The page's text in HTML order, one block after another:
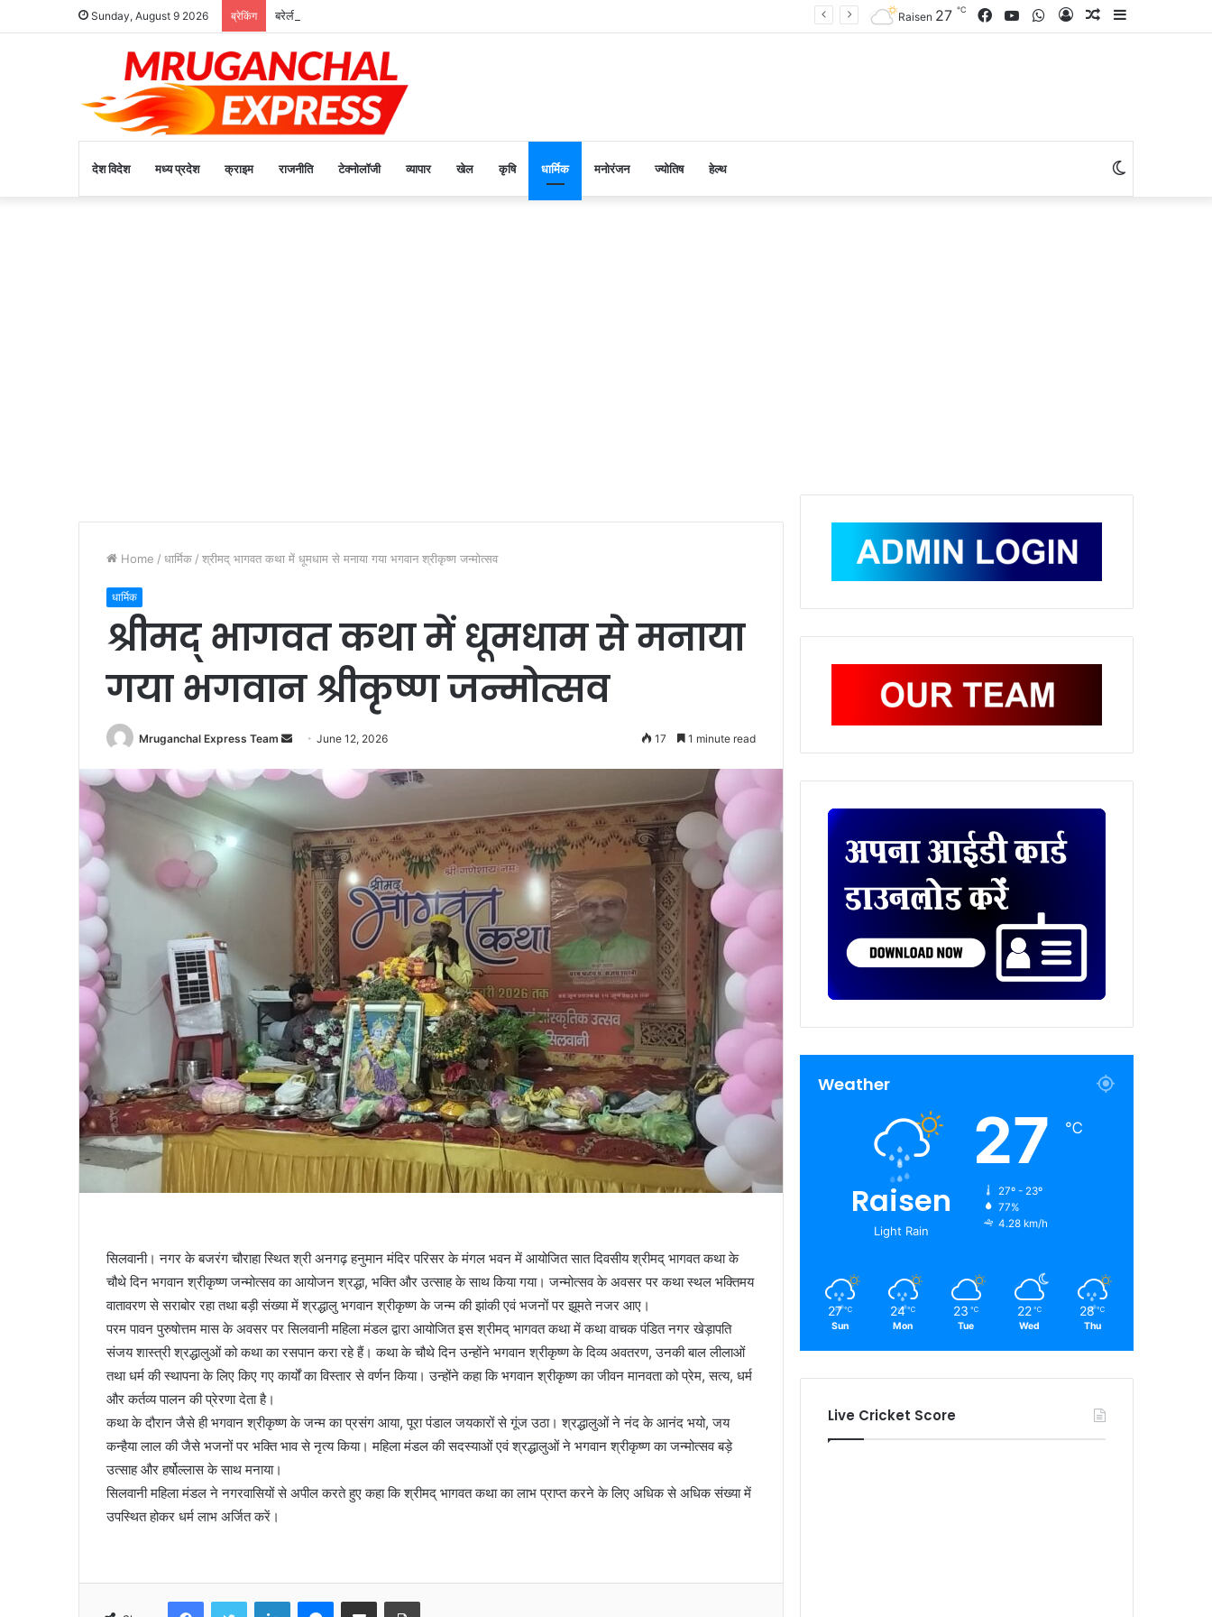
Sunday, August 9 2026 ब्रेकिंग बरेली क्षेत्र के युवाओं द्वारा लगातार सात दिनों से जारी हे भोजन वितरण कार्यक्रम Sidebar
Random
Log
WhatsApp
YouTube
Facebook
Raisen 27 ℃
देश विदेश मध्य प्रदेश क्राइम राजनीति टेक्नोलॉजी व्यापार खेल कृषि धार्मिक मनोरंजन ज्योतिष हेल्थ
Home / धार्मिक / श्रीमद् भागवत कथा में धूमधाम से मनाया गया भगवान श्रीकृष्ण जन्मोत्सव
धार्मिक
श्रीमद् भागवत कथा में धूमधाम से मनाया
गया भगवान श्रीकृष्ण जन्मोत्सव
Mruganchal Express Team
Send
email
June 12, 2026 17 1 minute read
सिलवानी। नगर के बजरंग चौराहा स्थित श्री अनगढ़ हनुमान मंदिर परिसर के मंगल भवन में आयोजित सात दिवसीय श्रीमद् भागवत कथा के
चौथे दिन भगवान श्रीकृष्ण जन्मोत्सव का आयोजन श्रद्धा, भक्ति और उत्साह के साथ किया गया। जन्मोत्सव के अवसर पर कथा स्थल भक्तिमय
वातावरण से सराबोर रहा तथा बड़ी संख्या में श्रद्धालु भगवान श्रीकृष्ण के जन्म की झांकी एवं भजनों पर झूमते नजर आए।
परम पावन पुरुषोत्तम मास के अवसर पर सिलवानी महिला मंडल द्वारा आयोजित इस श्रीमद् भागवत कथा में कथा वाचक पंडित नगर खेड़ापति
संजय शास्त्री श्रद्धालुओं को कथा का रसपान करा रहे हैं। कथा के चौथे दिन उन्होंने भगवान श्रीकृष्ण के दिव्य अवतरण, उनकी बाल लीलाओं
तथा धर्म की स्थापना के लिए किए गए कार्यों का विस्तार से वर्णन किया। उन्होंने कहा कि भगवान श्रीकृष्ण का जीवन मानवता को प्रेम, सत्य, धर्म
और कर्तव्य पालन की प्रेरणा देता है।
कथा के दौरान जैसे ही भगवान श्रीकृष्ण के जन्म का प्रसंग आया, पूरा पंडाल जयकारों से गूंज उठा। श्रद्धालुओं ने नंद के आनंद भयो, जय
कन्हैया लाल की जैसे भजनों पर भक्ति भाव से नृत्य किया। महिला मंडल की सदस्याओं एवं श्रद्धालुओं ने भगवान श्रीकृष्ण का जन्मोत्सव बड़े
उत्साह और हर्षोल्लास के साथ मनाया।
सिलवानी महिला मंडल ने नगरवासियों से अपील करते हुए कहा कि श्रीमद् भागवत कथा का लाभ प्राप्त करने के लिए अधिक से अधिक संख्या में
उपस्थित होकर धर्म लाभ अर्जित करें।
FacebookTwitter LinkedInMessenger
Share via Email Print
Weather
Raisen
Light Rain
27 ℃
27º - 23º
77%
4.28 km/h
27 ℃
Sun
24 ℃
Mon
23 ℃
Tue
22 ℃
Wed
28 ℃
Thu
Live Cricket Score